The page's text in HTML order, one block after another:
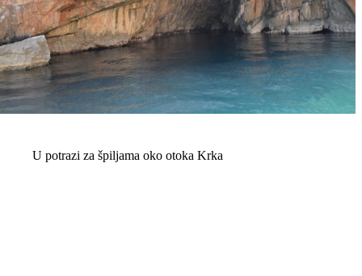
U potrazi za špiljama oko otoka Krka